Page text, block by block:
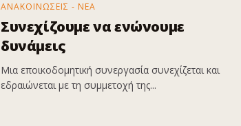
ΑΝΑΚΟΙΝΩΣΕΙΣ - ΝΕΑ
Συνεχίζουμε να ενώνουμε
δυνάμεις
Μια εποικοδομητική συνεργασία συνεχίζεται και
εδραιώνεται με τη συμμετοχή της...